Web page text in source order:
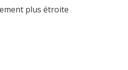
plus étroite